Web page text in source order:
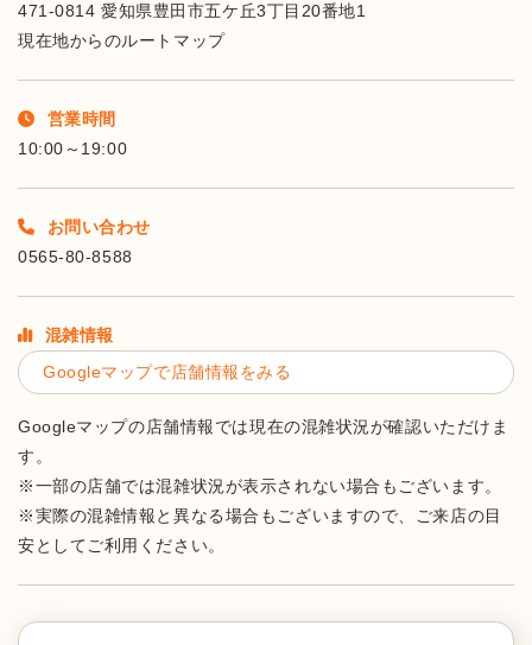
471-0814 愛知県豊田市五ケ丘3丁目20番地1
現在地からのルートマップ
営業時間
10:00～19:00
お問い合わせ
0565-80-8588
混雑情報
Googleマップで店舗情報をみる
Googleマップの店舗情報では現在の混雑状況が確認いただけま
す。
※一部の店舗では混雑状況が表示されない場合もございます。
※実際の混雑情報と異なる場合もございますので、ご来店の目
安としてご利用ください。